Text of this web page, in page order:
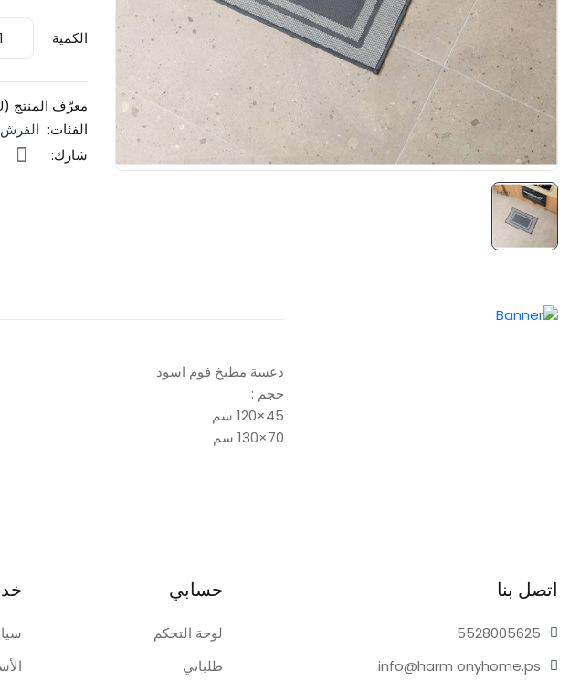
الكمية
معرّف المنتج (SKU):
الفئات: الفرش
شارك:
دعسة مطبخ فوم اسود
حجم :
45×120 سم
70×130 سم
اتصل بنا
05625
55280
info@harm onyhome.ps
حسابي
لوحة التحكم
طلباتي